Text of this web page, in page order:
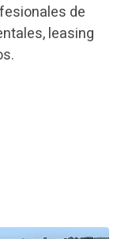
de
leasing